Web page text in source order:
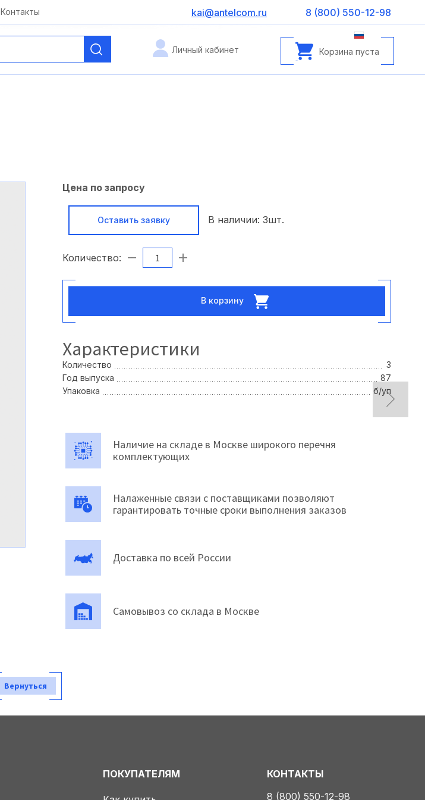
c 08:00 до 20:00
Контакты 8 (800) 550-12-98
kai@antelcom.ru
Корзина пуста
Личный кабинет
Цена по запросу
Оставить заявку В наличии: 3шт.
Количество:
В корзину
Характеристики
Количество
3
Год выпуска
87
Упаковка
б/уп
Наличие на складе в Москве широкого перечня
комплектующих
Налаженные связи с поставщиками позволяют
гарантировать точные сроки выполнения заказов
Доставка по всей России
Самовывоз со склада в Москве
Вернуться
ПОКУПАТЕЛЯМ
КОНТАКТЫ
8 (800) 550-12-98